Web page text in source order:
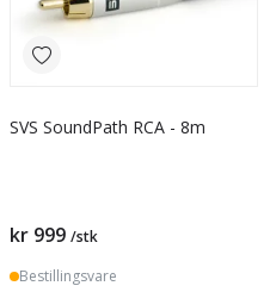
SVS SoundPath RCA - 8m
kr 999 /stk
Bestillingsvare